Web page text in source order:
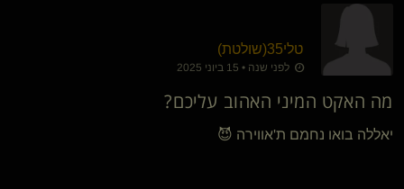
טלי35​(שולטת)
לפני שנה • 15 ביוני 2025
מה האקט המיני האהוב עליכם?
יאללה בואו נחמם ת'אווירה 😈